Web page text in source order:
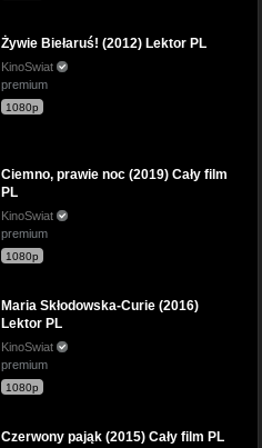
Żywie Biełaruś! (2012) Lektor PL
KinoSwiat
premium
1080p
Ciemno, prawie noc (2019) Cały film
PL
KinoSwiat
premium
1080p
Maria Skłodowska-Curie (2016)
Lektor PL
KinoSwiat
premium
1080p
Czerwony pająk (2015) Cały film PL